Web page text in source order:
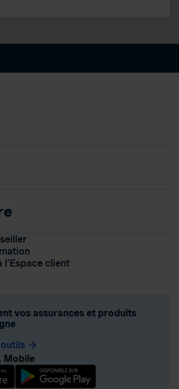
client
vos assurances et produits
arrow_forward
Mobile